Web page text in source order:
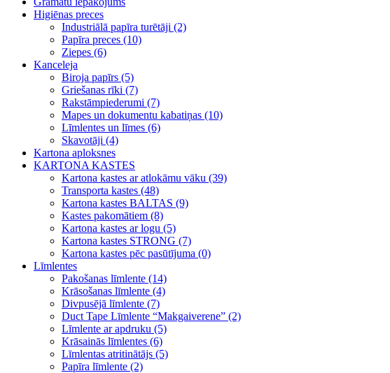
Higiēnas preces
Industriālā papīra turētāji (2)
Papīra preces (10)
Ziepes (6)
Kanceleja
Biroja papīrs (5)
Griešanas rīki (7)
Rakstāmpiederumi (7)
Mapes un dokumentu kabatiņas (10)
Līmlentes un līmes (6)
Skavotāji (4)
Kartona aploksnes
KARTONA KASTES
Kartona kastes ar atlokāmu vāku (39)
Transporta kastes (48)
Kartona kastes BALTAS (9)
Kastes pakomātiem (8)
Kartona kastes ar logu (5)
Kartona kastes STRONG (7)
Kartona kastes pēc pasūtījuma (0)
Līmlentes
Pakošanas līmlente (14)
Krāsošanas līmlente (4)
Divpusējā līmlente (7)
Duct Tape Līmlente “Makgaiverene” (2)
Līmlente ar apdruku (5)
Krāsainās līmlentes (6)
Līmlentas atritinātājs (5)
Papīra līmlente (2)